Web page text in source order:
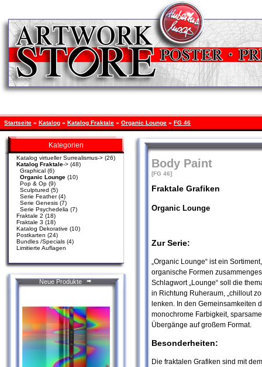
Startseite » Katalog » Katalog Fraktale » Organic Lounge » FG 46
Kategorien
Katalog virtueller Surrealismus-> (26)
Katalog Fraktale-> (48)
Graphical (6)
Organic Lounge (10)
Pop & Op (9)
Sculptured (5)
Serie Feather(4)
Serie Genesis (7)
Serie Psychedelia (7)
Fraktale 2 (18)
Fraktale 3 (18)
Katalog Dekorative (10)
Postkarten (24)
Bundles /Specials (4)
Limitierte Auflagen
Neue Produkte
Body Paint
[FG 46]
Fraktale Grafiken
Organic Lounge
Zur Serie:
„Organic Lounge“ ist ein
organische Formen
Schlagwort „Lounge“ soll die
in Richtung Ruheraum, „chillout
lenken. In den Gemeinsamkeiten
monochrome Farbigkeit,
Übergänge auf großem Format.
Besonderheiten:
Die fraktalen Grafiken sind mit